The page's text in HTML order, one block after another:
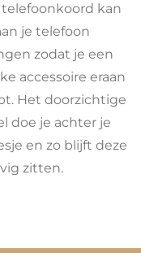
telefoonkoord kan
je telefoon
zodat je een
accessoire eraan
Het doorzichtige
doe je achter je
en zo blijft deze
zitten.